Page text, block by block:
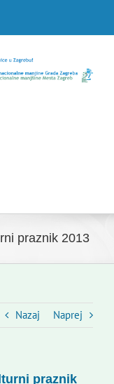
praznik 2013
Nazaj Naprej
praznik